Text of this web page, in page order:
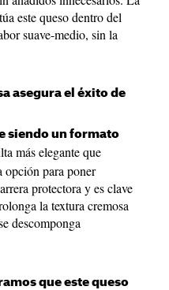
este queso dentro del
suave-medio, sin la
asegura el éxito de
siendo un formato
más elegante que
opción para poner
protectora y es clave
la textura cremosa
descomponga
que este queso